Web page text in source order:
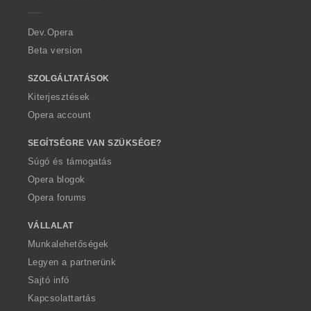
a
Dev.Opera
Beta version
SZOLGÁLTATÁSOK
Kiterjesztések
Opera account
SEGÍTSÉGRE VAN SZÜKSÉGE?
Súgó és támogatás
Opera blogok
Opera forums
VÁLLALAT
Munkalehetőségek
Legyen a partnerünk
Sajtó infó
Kapcsolattartás